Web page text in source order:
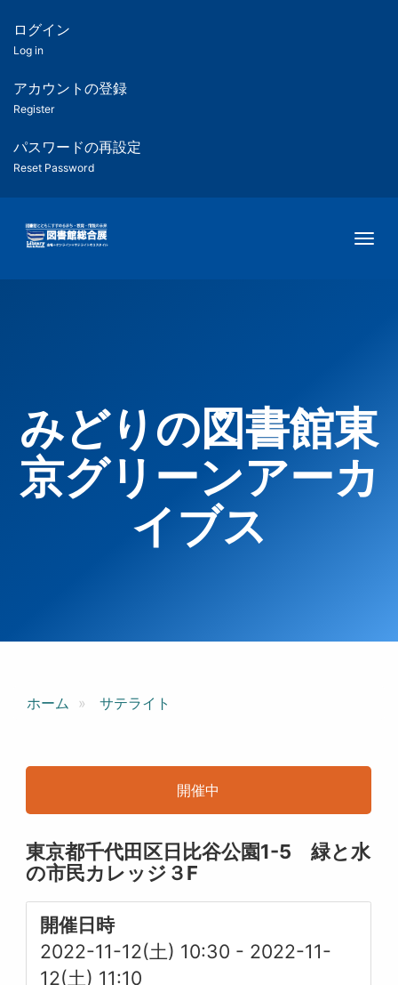
ツ
匿
名
ユ
ー
ー
用
メ
ログイン
Log in
アカウントの登録
Register
パスワードの再設定
Reset Password
みどりの図書館東
京グリーンアーカ
イブス
ホーム サテライト
開催中
東京都千代田区日比谷公園1-5 緑と水
の市民カレッジ３F
開催日時
2022-11-12(土) 10:30 - 2022-11-
12(土) 11:10